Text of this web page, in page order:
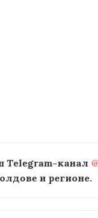
Telegram-канал
и регионе.